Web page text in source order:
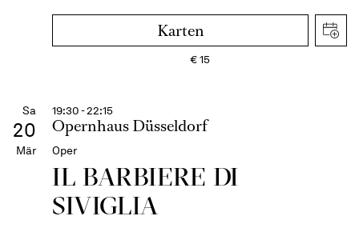
Karten
€15
Sa
20
Mär
19:30 - 22:15
Opernhaus Düsseldorf
Oper
IL BARBIERE DI
SIVIGLIA